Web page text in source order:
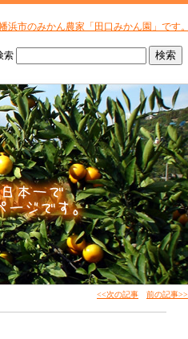
浜市のみかん農家「田口みかん園」です。
索
<<次の記事 前の記事>>